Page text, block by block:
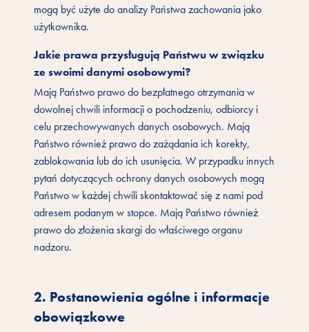
mogą być użyte do analizy Państwa zachowania jako
użytkownika.
Jakie prawa przysługują Państwu w związku
ze swoimi danymi osobowymi?
Mają Państwo prawo do bezpłatnego otrzymania w
dowolnej chwili informacji o pochodzeniu, odbiorcy i
celu przechowywanych danych osobowych. Mają
Państwo również prawo do zażądania ich korekty,
zablokowania lub do ich usunięcia. W przypadku innych
pytań dotyczących ochrony danych osobowych mogą
Państwo w każdej chwili skontaktować się z nami pod
adresem podanym w stopce. Mają Państwo również
prawo do złożenia skargi do właściwego organu
nadzoru.
2. Postanowienia ogólne i informacje
obowiązkowe